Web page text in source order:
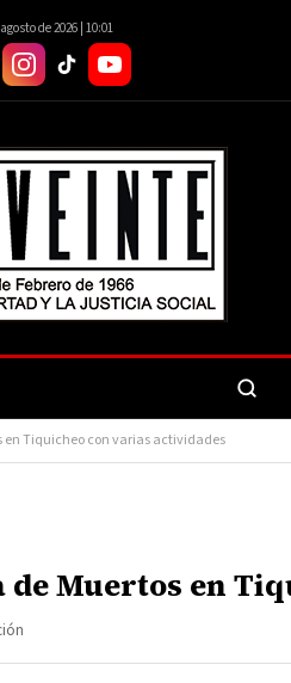
de 2026 | 10:01
en Tiquicheo con varias actividades
de Muertos en